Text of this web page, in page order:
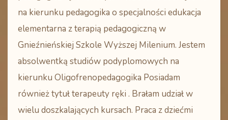
na kierunku pedagogika o specjalności edukacja
elementarna z terapią pedagogiczną w
Gnieźnieńskiej Szkole Wyższej Milenium. Jestem
absolwentką studiów podyplomowych na
kierunku Oligofrenopedagogika Posiadam
również tytuł terapeuty ręki . Brałam udział w
wielu doszkalających kursach. Praca z dziećmi